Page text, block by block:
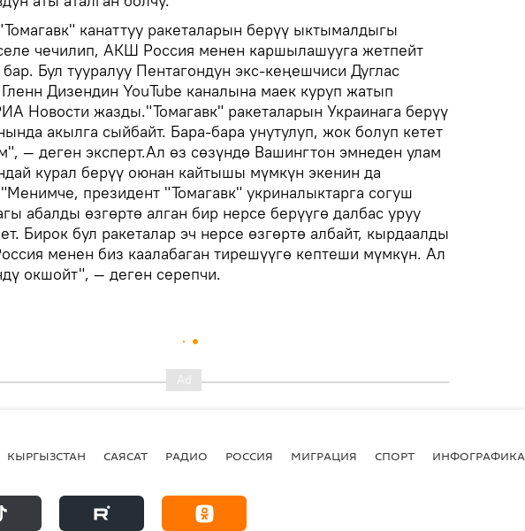
канаттуу ракеталарын берүү ыктымалдыгы
чечилип, АКШ Россия менен каршылашууга жетпейт
Бул тууралуу Пентагондун экс-кеңешчиси Дуглас
Дизендин YouTube каналына маек куруп жатып
Новости жазды."Томагавк" ракеталарын Украинага берүү
акылга сыйбайт. Бара-бара унутулуп, жок болуп кетет
— деген эксперт.Ал өз сөзүндө Вашингтон эмнеден улам
курал берүү оюнан кайтышы мүмкүн экенин да
президент "Томагавк" укриналыктарга согуш
абалды өзгөртө алган бир нерсе берүүгө далбас уруу
Бирок бул ракеталар эч нерсе өзгөртө албайт, кырдаалды
менен биз каалабаган тирешүүгө кептеши мүмкүн. Ал
окшойт", — деген серепчи.
КЫРГЫЗСТАН САЯСАТ РАДИО РОССИЯ МИГРАЦИЯ СПОРТ ИНФОГРАФИКА